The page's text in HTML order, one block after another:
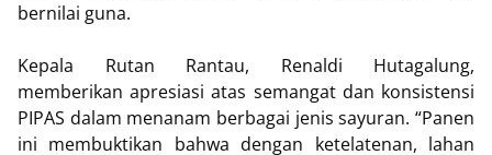
bernilai guna.
Kepala Rutan Rantau, Renaldi Hutagalung,
memberikan apresiasi atas semangat dan konsistensi
PIPAS dalam menanam berbagai jenis sayuran. “Panen
ini membuktikan bahwa dengan ketelatenan, lahan